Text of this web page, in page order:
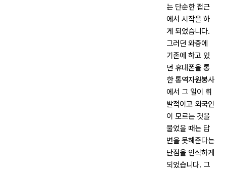
는 단순한 접근
에서 시작을 하
게 되었습니다.
그러던 와중에
기존에 하고 있
던 휴대폰을 통
한 통역자원봉사
에서 그 일이 휘
발적이고 외국인
이 모르는 것을
물었을 때는 답
변을 못해준다는
단점을 인식하게
되었습니다. 그